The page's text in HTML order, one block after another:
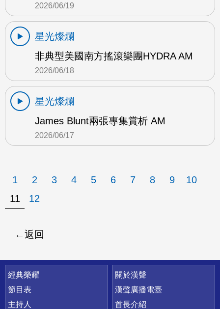
2026/06/19
星光燦爛
非典型美國南方搖滾樂團HYDRA AM
2026/06/18
星光燦爛
James Blunt兩張專集賞析 AM
2026/06/17
1 2 3 4 5 6 7 8 9
10
11
12
返回
快速連結
經典榮耀
節目表
主持人
關於漢聲
漢聲廣播電臺
首長介紹